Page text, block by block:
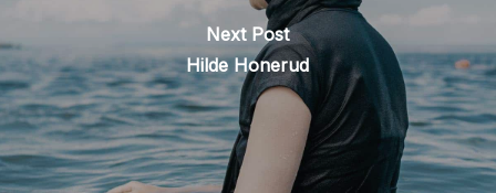
Next Post
Hilde Honerud